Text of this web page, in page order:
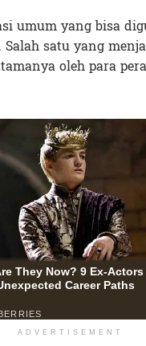
umum yang bisa
satu yang
oleh para
ADVERTISEMENT